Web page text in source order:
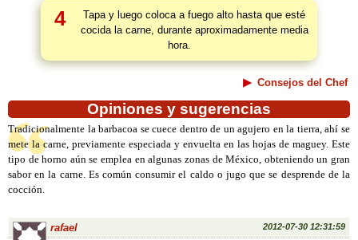
4
Tapa y luego coloca a fuego alto hasta que esté
cocida la carne, durante aproximadamente media
hora.
Consejos del Chef
Opiniones y sugerencias
Tradicionalmente la barbacoa se cuece dentro de un agujero en la tierra, ahí se
mete la carne, previamente especiada y envuelta en las hojas de maguey. Este
tipo de horno aún se emplea en algunas zonas de México, obteniendo un gran
sabor en la carne. Es común consumir el caldo o jugo que se desprende de la
cocción.
rafael 2012-07-30 12:31:59